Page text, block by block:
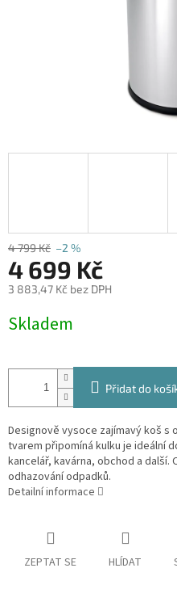
4 799 Kč –2 %
4 699 Kč
3 883,47 Kč bez DPH
cena:
Skladem
Přidat do
Designově vysoce zajímavý koš
tvarem připomíná kulku je ideální
kancelář, kavárna, obchod a další.
odhazování odpadků.
Detailní informace
ZEPTAT SE HLÍDAT